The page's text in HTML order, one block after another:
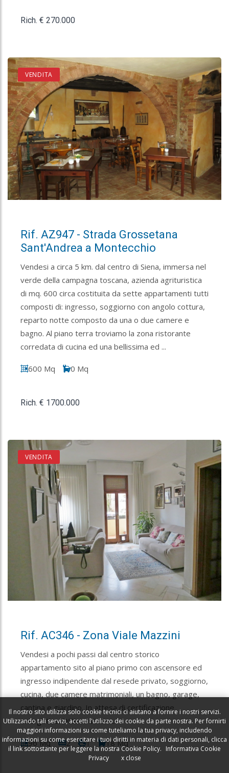
Rich. € 270.000
VENDITA
Rif. AZ947 - Strada Grossetana
Sant'Andrea a Montecchio
Vendesi a circa 5 km. dal centro di Siena, immersa nel
verde della campagna toscana, azienda agrituristica
di mq. 600 circa costituita da sette appartamenti tutti
composti di: ingresso, soggiorno con angolo cottura,
reparto notte composto da una o due camere e
bagno. Al piano terra troviamo la zona ristorante
corredata di cucina ed una bellissima ed ...
600 Mq 0 Mq
Rich. € 1700.000
VENDITA
Rif. AC346 - Zona Viale Mazzini
Vendesi a pochi passi dal centro storico
appartamento sito al piano primo con ascensore ed
ingresso indipendente dal resede privato, soggiorno,
cucina, due camere matrimoniali, un bagno, garage,
cantina e giardino. In attesa di certificazione
energetica. Ottimo stato. ...
96 Mq 2 1 18 Mq
Il nostro sito utilizza solo cookie tecnici ci aiutano a fornire i nostri servizi.
Utilizzando tali servizi, accetti l'utilizzo dei cookie da parte nostra. Per fornirti
maggiori informazioni su come tuteliamo la tua privacy, includendo
informazioni su come esercitare i tuoi diritti in materia di dati personali, clicca
il link sottostante per leggere la nostra Cookie Policy. Informativa Cookie
Privacy
x close